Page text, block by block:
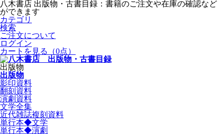
八木書店 出版物・古書目録：書籍のご注文や在庫の確認など
ができます
カテゴリ
検索
ご注文について
ログイン
カートを見る
（0点）
出版物
出版物
影印資料
翻刻資料
演劇資料
文学全集
近代雑誌複刻資料
単行本◆文学
単行本◆演劇